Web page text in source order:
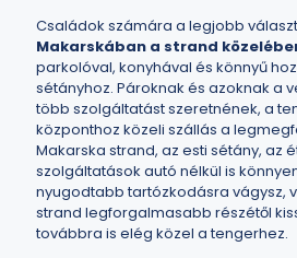
Családok számára a legjobb
Makarskában a strand
parkolóval, konyhával és könnyű
sétányhoz. Pároknak és azoknak a
több szolgáltatást szeretnének, a
központhoz közeli szállás a
Makarska strand, az esti sétány, az
szolgáltatások autó nélkül is
nyugodtabb tartózkodásra vágysz,
strand legforgalmasabb részétől
továbbra is elég közel a tengerhez.